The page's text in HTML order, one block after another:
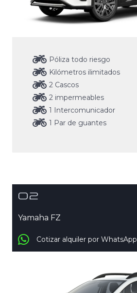
Póliza todo riesgo
Kilómetros ilimitados
2 Cascos
2 impermeables
1 Intercomunicador
1 Par de guantes
02
Yamaha FZ
Cotizar alquiler por WhatsApp